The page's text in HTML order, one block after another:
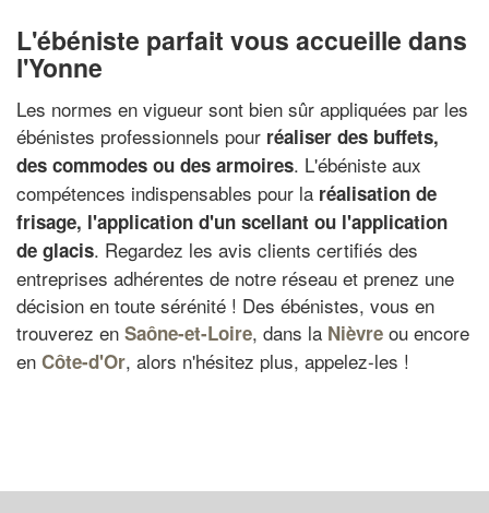
L'ébéniste parfait vous accueille dans
l'Yonne
Les normes en vigueur sont bien sûr appliquées par les
ébénistes professionnels pour réaliser des buffets,
des commodes ou des armoires. L'ébéniste aux
compétences indispensables pour la réalisation de
frisage, l'application d'un scellant ou l'application
de glacis. Regardez les avis clients certifiés des
entreprises adhérentes de notre réseau et prenez une
décision en toute sérénité ! Des ébénistes, vous en
trouverez en Saône-et-Loire, dans la Nièvre ou encore
en Côte-d'Or, alors n'hésitez plus, appelez-les !